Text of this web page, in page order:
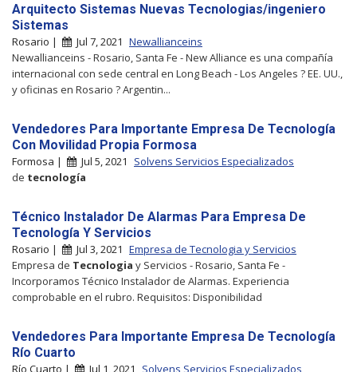
Arquitecto Sistemas Nuevas Tecnologias/ingeniero
Sistemas
Rosario | Jul 7, 2021 Newallianceins
Newallianceins - Rosario, Santa Fe - New Alliance es una compañía
internacional con sede central en Long Beach - Los Angeles ? EE. UU.,
y oficinas en Rosario ? Argentin...
Vendedores Para Importante Empresa De Tecnología
Con Movilidad Propia Formosa
Formosa | Jul 5, 2021
Solvens Servicios Especializados
de tecnología
Técnico Instalador De Alarmas Para Empresa De
Tecnología Y Servicios
Rosario | Jul 3, 2021 Empresa de Tecnologia y Servicios
Empresa de Tecnologia y Servicios - Rosario, Santa Fe -
Incorporamos Técnico Instalador de Alarmas. Experiencia
comprobable en el rubro. Requisitos: Disponibilidad
Vendedores Para Importante Empresa De Tecnología
Río Cuarto
Río Cuarto | Jul 1, 2021
Solvens Servicios Especializados